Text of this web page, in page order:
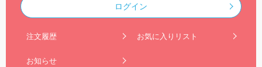
ログイン
注文履歴 お気に入りリスト
お知らせ